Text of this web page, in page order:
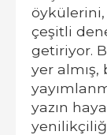
öykülerini,
çeşitli
getiriyor.
yer almış,
yazın